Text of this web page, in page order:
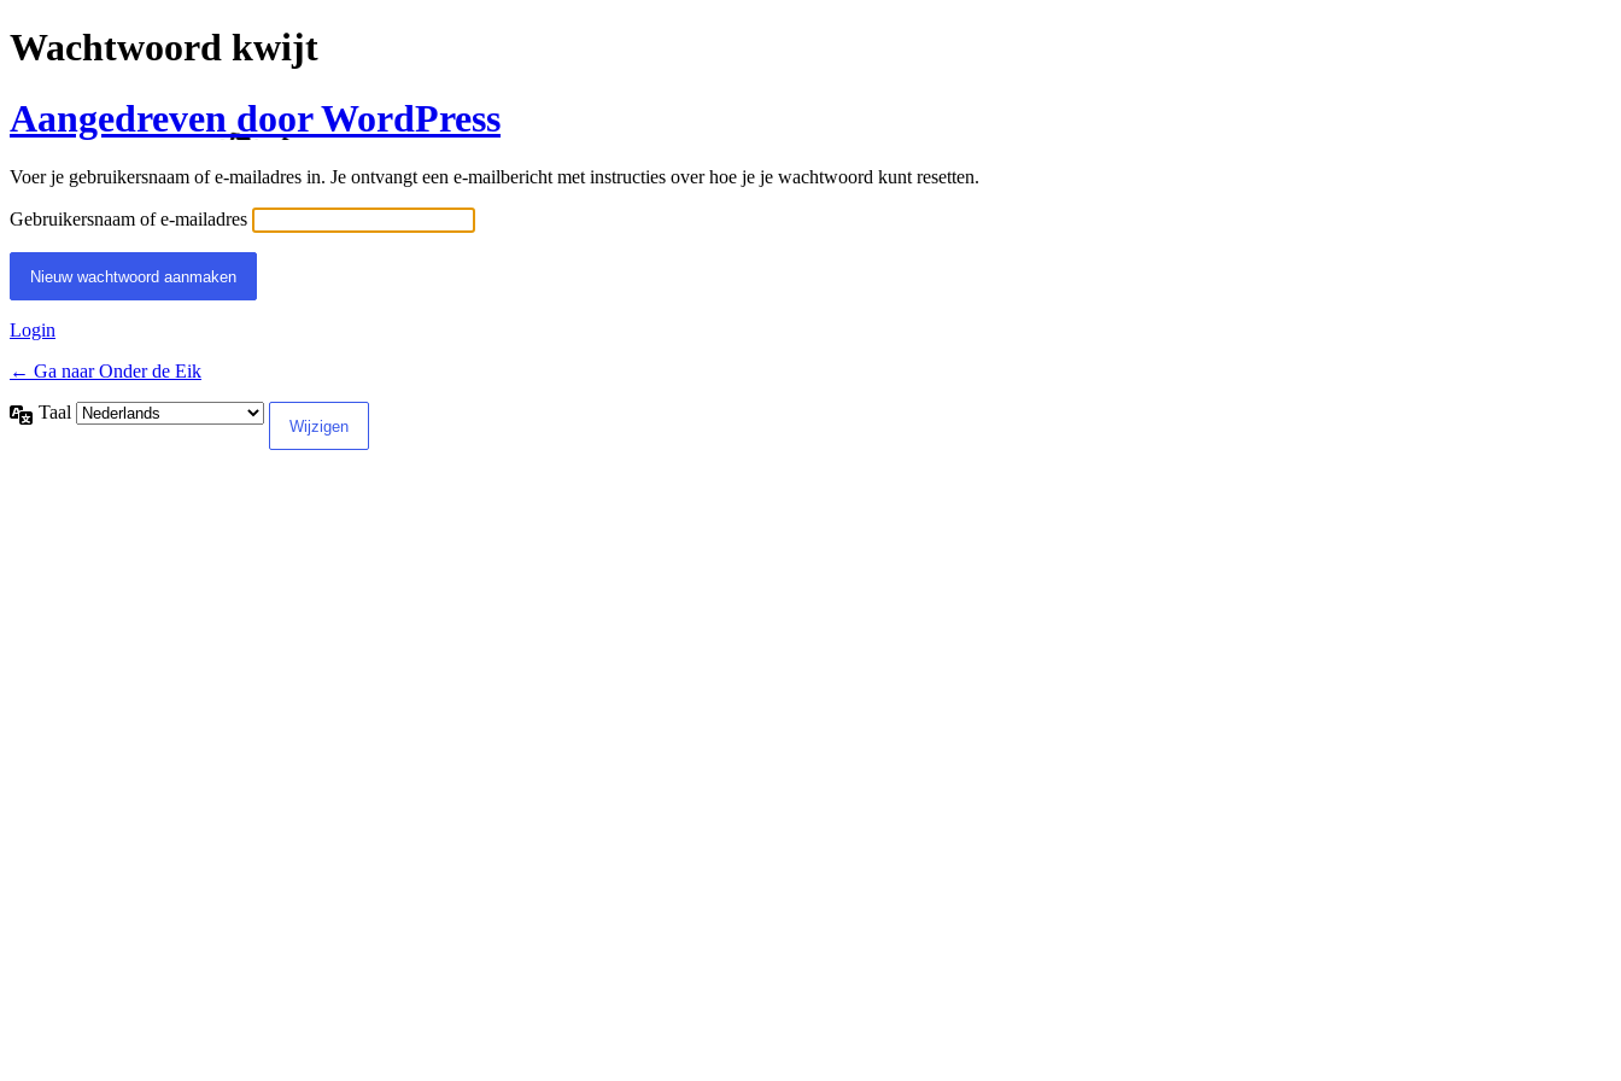
Wachtwoord kwijt
Aangedreven door WordPress
Voer je gebruikersnaam of e-mailadres in. Je ontvangt een e-mailbericht met instructies over hoe je je wachtwoord kunt resetten.
Gebruikersnaam of e-mailadres
Login
← Ga naar Onder de Eik
Taal